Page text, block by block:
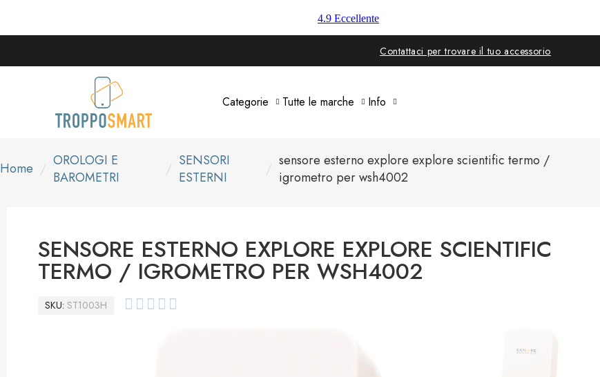
Contattaci per trovare il tuo accessorio
Categorie Tutte le marche Info
Home
OROLOGI E
BAROMETRI
SENSORI
ESTERNI
sensore esterno explore explore scientific termo /
igrometro per wsh4002
SENSORE ESTERNO EXPLORE EXPLORE SCIENTIFIC
TERMO / IGROMETRO PER WSH4002
SKU ST1003H     